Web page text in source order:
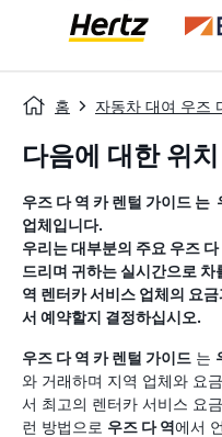
홈 자동차 대여 우즈
다음에 대한 위
우즈 다 역 카 렌털 가이드 는
업체입니다.
우리는 대부분의 주요 우즈 다
드리며 귀하는 실시간으로
역 렌터카 서비스 업체의 요
서 예약할지 결정하십시오.
우즈 다 역 카 렌털 가이드 는
와 거래하며 지역 업체와 요
서 최고의 렌터카 서비스 요
런 방법으로 우즈 다 역에서